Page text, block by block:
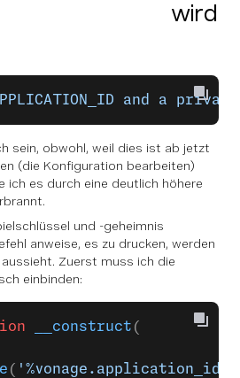
wird.
and a
sein, obwohl, weil dies ist ab jetzt
(die Konfiguration bearbeiten)
ich es durch eine deutlich höhere
und -geheimnis
anweise, es zu drucken, werden
Zuerst muss ich die
einbinden:
__construct (
( '%vonage.application_id%'